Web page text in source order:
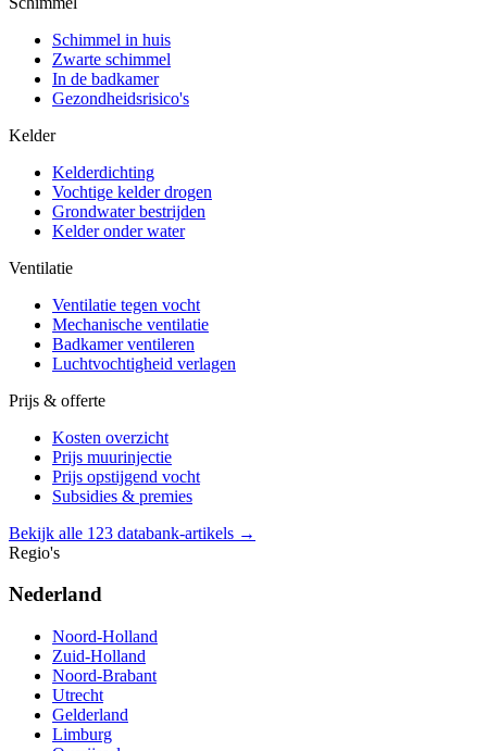
Schimmel in huis
Zwarte schimmel
In de badkamer
Gezondheidsrisico's
Kelder
Kelderdichting
Vochtige kelder drogen
Grondwater bestrijden
Kelder onder water
Ventilatie
Ventilatie tegen vocht
Mechanische ventilatie
Badkamer ventileren
Luchtvochtigheid verlagen
Prijs & offerte
Kosten overzicht
Prijs muurinjectie
Prijs opstijgend vocht
Subsidies & premies
Bekijk alle 123 databank-artikels →
Regio's
Nederland
Noord-Holland
Zuid-Holland
Noord-Brabant
Utrecht
Gelderland
Limburg